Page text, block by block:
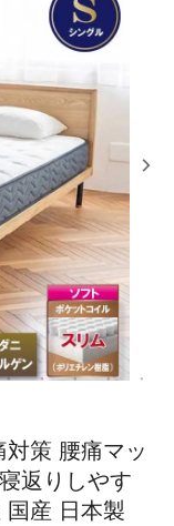
策 腰痛マッ
返りしやす
国産 日本製